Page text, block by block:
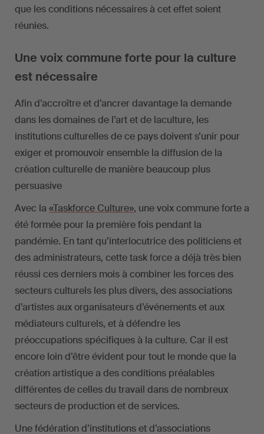
que les conditions nécessaires à cet effet soient
réunies.
Une voix commune forte pour la culture
est nécessaire
Afin d’accroître et d’ancrer davantage la demande
dans les domaines de l’art et de laculture, les
institutions culturelles de ce pays doivent s’unir pour
exiger et promouvoir ensemble la diffusion de la
création culturelle de manière beaucoup plus
persuasive
Avec la «Taskforce Culture», une voix commune forte a
été formée pour la première fois pendant la
pandémie. En tant qu’interlocutrice des politiciens et
des administrateurs, cette task force a déjà très bien
réussi ces derniers mois à combiner les forces des
secteurs culturels les plus divers, des associations
d’artistes aux organisateurs d’événements et aux
médiateurs culturels, et à défendre les
préoccupations spécifiques à la culture. Car il est
encore loin d’être évident pour tout le monde que la
création artistique a des conditions préalables
différentes de celles du travail dans de nombreux
secteurs de production et de services.
Une fédération d’institutions et d’associations